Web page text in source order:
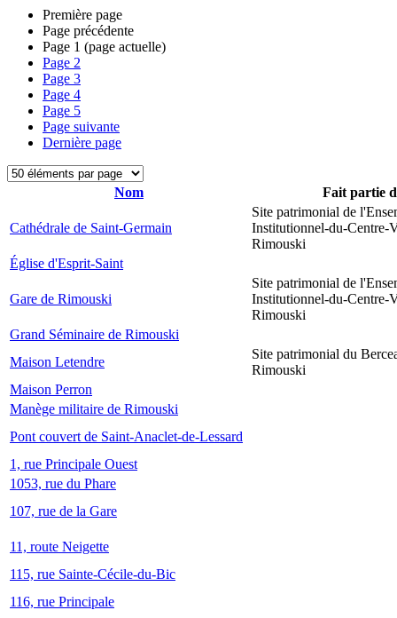
Première page
Page précédente
Page 1 (page actuelle)
Page 2
Page 3
Page 4
Page 5
Page suivante
Dernière page
Nom Fait partie
Cathédrale de Saint-Germain
Site patrimonial de
Institutionnel-du-Centre-
Rimouski
Église d'Esprit-Saint
Gare de Rimouski
Site patrimonial de
Institutionnel-du-Centre-
Rimouski
Grand Séminaire de Rimouski
Maison Letendre
Site patrimonial du
Rimouski
Maison Perron
Manège militaire de Rimouski
Pont couvert de Saint-Anaclet-de-Lessard
1, rue Principale Ouest
1053, rue du Phare
107, rue de la Gare
11, route Neigette
115, rue Sainte-Cécile-du-Bic
116, rue Principale